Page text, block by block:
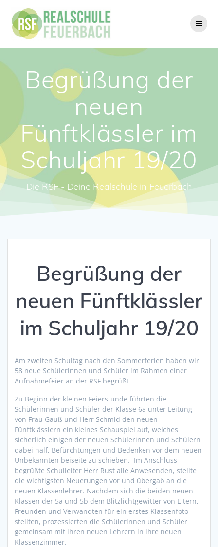
Inhalt
springen
Begrüßung der
neuen
Fünftklässler im
Schuljahr 19/20
Die RSF - Deine Realschule in Feuerbach
Begrüßung der
neuen Fünftklässler
im Schuljahr 19/20
Am zweiten Schultag nach den Sommerferien haben wir
58 neue Schülerinnen und Schüler im Rahmen einer
Aufnahmefeier an der RSF begrüßt.
Zu Beginn der kleinen Feierstunde führten die
Schülerinnen und Schüler der Klasse 6a unter Leitung
von Frau Gauß und Herr Schmid den neuen
Fünftklässlern ein kleines Schauspiel auf, welches
sicherlich einigen der neuen Schülerinnen und Schülern
dabei half, Befürchtungen und Bedenken vor dem neuen
Unbekannten beiseite zu schieben. Im Anschluss
begrüßte Schulleiter Herr Rust alle Anwesenden, stellte
die wichtigsten Neuerungen vor und übergab an die
neuen Klassenlehrer. Nachdem sich die beiden neuen
Klassen der 5a und 5b dem Blitzlichtgewitter von Eltern,
Freunden und Verwandten für ein erstes Klassenfoto
stellten, prozessierten die Schülerinnen und Schüler
gemeinsam mit ihren neuen Lehrern in ihre neuen
Klassenzimmer.